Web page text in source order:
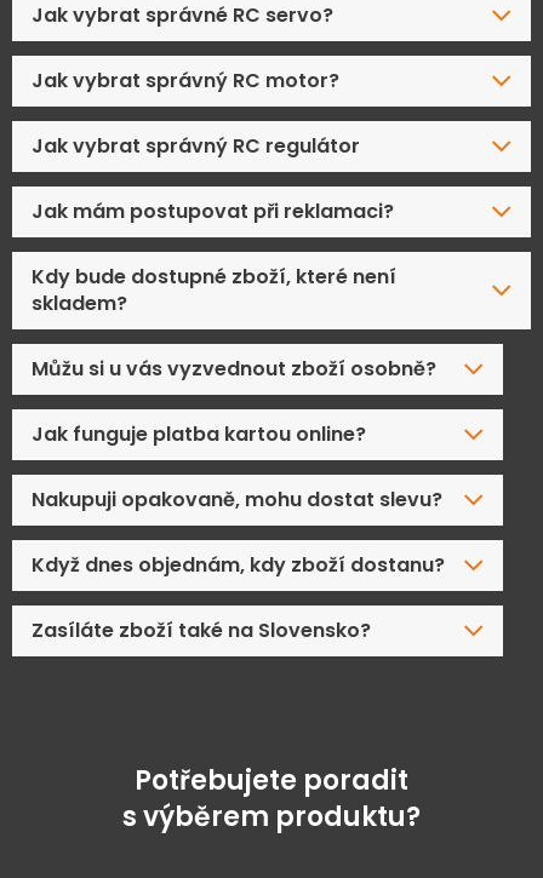
Jak vybrat správné RC servo?
Jak vybrat správný RC motor?
Jak vybrat správný RC regulátor
Jak mám postupovat při reklamaci?
Kdy bude dostupné zboží, které není
skladem?
Můžu si u vás vyzvednout zboží osobně?
Jak funguje platba kartou online?
Nakupuji opakovaně, mohu dostat slevu?
Když dnes objednám, kdy zboží dostanu?
Zasíláte zboží také na Slovensko?
Potřebujete poradit
s výběrem produktu?